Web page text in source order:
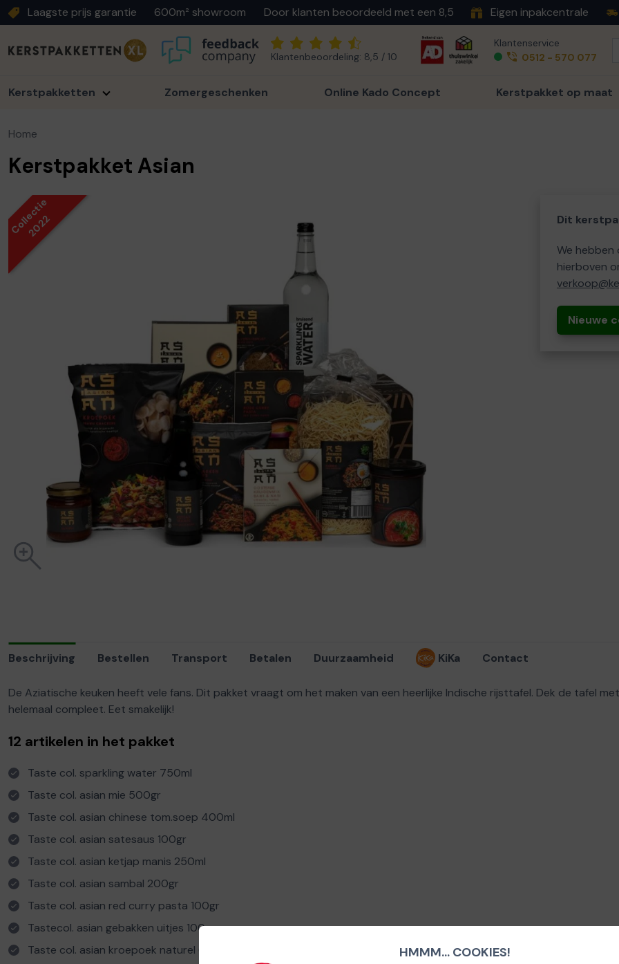
HMMM... COOKIES!
Laagste prijs garantie 600m² showroom Door klanten beoordeeld met een 8,5 Eigen inpakcentrale
Klantenbeoordeling: 8,5 / 10
Klantenservice
0512 - 570 077
Kerstpakketten Zomergeschenken Online Kado Concept Kerstpakket op maat
Home
Kerstpakket Asian
Collectie
2022 Dit
We hebben
hierboven
Nieuwe
Beschrijving Bestellen Transport Betalen Duurzaamheid KiKa Contact
De Aziatische keuken heeft vele fans. Dit pakket vraagt om het maken van een heerlijke Indische rijsttafel. Dek de tafel
helemaal compleet. Eet smakelijk!
12 artikelen in het pakket
Taste col. sparkling water 750ml
Taste col. asian mie 500gr
Taste col. asian chinese tom.soep 400ml
Taste col. asian satesaus 100gr
Taste col. asian ketjap manis 250ml
Taste col. asian sambal 200gr
Taste col. asian red curry pasta 100gr
Tastecol. asian gebakken uitjes 100gr
Taste col. asian kroepoek naturel 60gr